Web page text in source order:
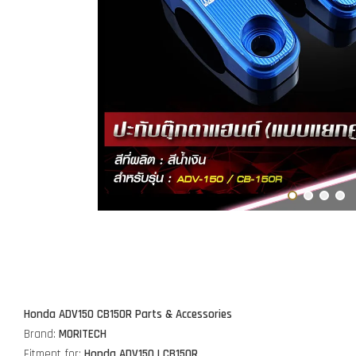
Honda ADV150 CB150R Parts & Accessories
Brand: MORITECH